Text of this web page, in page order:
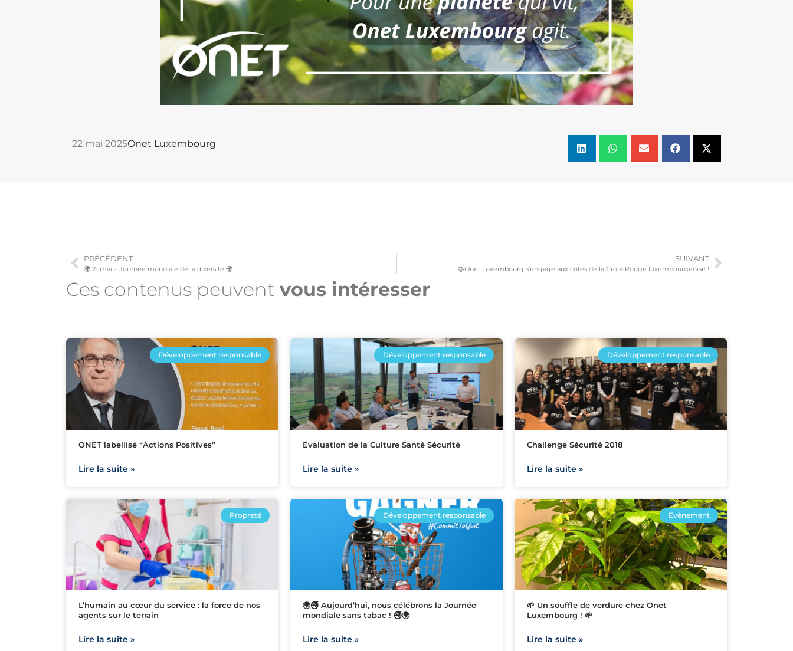
22 mai 2025Onet Luxembourg
PRÉCÉDENT
🌍 21 mai – Journée mondiale de la diversité 🌍
SUIVANT
🤝Onet Luxembourg s’engage aux côtés de la Croix-Rouge luxembourgeoise !
Ces contenus peuvent vous intéresser​
Développement responsable
ONET labellisé “Actions Positives”
Lire la suite »
Développement responsable
Evaluation de la Culture Santé Sécurité
Lire la suite »
Développement responsable
Challenge Sécurité 2018
Lire la suite »
Propreté
L’humain au cœur du service : la force de nos
agents sur le terrain
Lire la suite »
Développement responsable
🌍🚭 Aujourd’hui, nous célébrons la Journée
mondiale sans tabac ! 🚭🌍
Lire la suite »
Evènement
🌱 Un souffle de verdure chez Onet
Luxembourg ! 🌱
Lire la suite »